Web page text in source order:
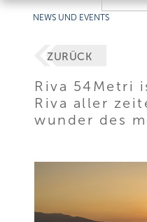
NEWS UND EVENTS
ZURÜCK
Riva 54Metri
Riva aller
wunder des